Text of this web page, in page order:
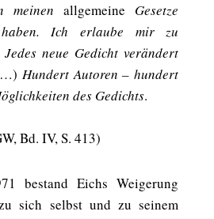
meinenallgemeine Gesetze
Ich erlaube mir zu
Jedes neue Gedicht verändert
Hundert Autoren – hundert
des Gedichts.
Bd. IV, S. 413)
bestand Eichs Weigerung
sich selbst und zu seinem